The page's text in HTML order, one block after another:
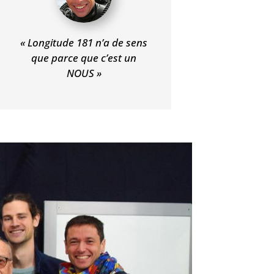
« Longitude 181 n’a de sens
que parce que c’est un
NOUS »